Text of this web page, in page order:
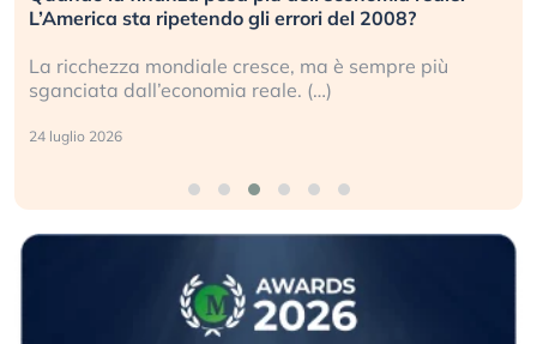
investitori stanno sottovalutando il rischio?
Gli investitori tech continuano a ignorare il rischio
geopolitico: il (…)
17 luglio 2026